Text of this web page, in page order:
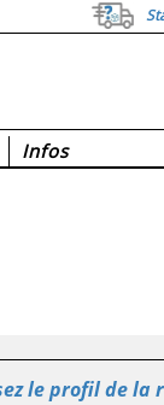
Infos
le profil de la